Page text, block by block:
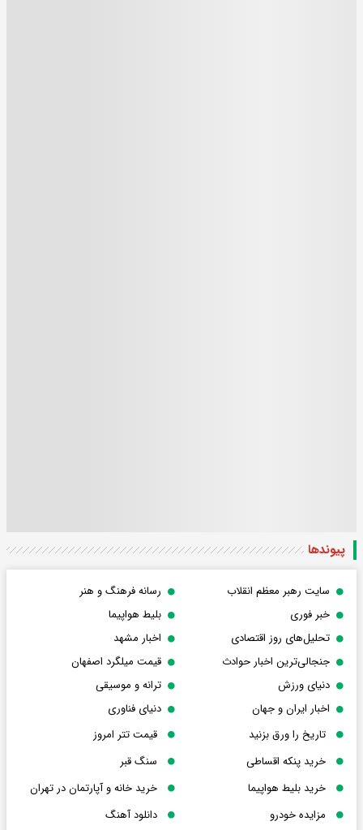
پیوندها
سایت رهبر معظم انقلاب
رسانه فرهنگ و هنر
خبر فوری
بلیط هواپیما
تحلیل‌های روز اقتصادی
اخبار مشهد
جنجالی‌ترین اخبار حوادث
قیمت میلگرد اصفهان
دنیای ورزش
ترانه و موسیقی
اخبار ایران و جهان
دنیای فناوری
تاریخ را ورق بزنید
قیمت تتر امروز
خرید پنکه اقساطی
سنگ قبر
خرید بلیط هواپیما
خرید خانه و آپارتمان در تهران
مزایده خودرو
دانلود آهنگ